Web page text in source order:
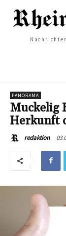
PANORAMA
Muckelig
Herkunft
redaktion